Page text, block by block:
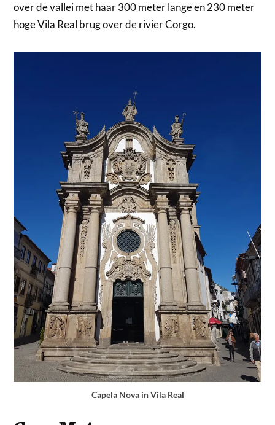
over de vallei met haar 300 meter lange en 230 meter
hoge Vila Real brug over de rivier Corgo.
Capela Nova in Vila Real